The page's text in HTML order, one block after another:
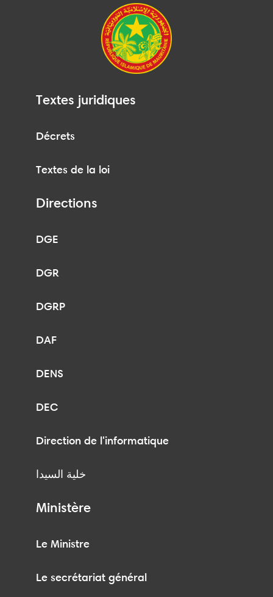
Textes juridiques
Décrets
Textes de la loi
Directions
DGE
DGR
DGRP
DAF
DENS
DEC
Direction de l'informatique
خلية السيدا
Ministère
Le Ministre
Le secrétariat général